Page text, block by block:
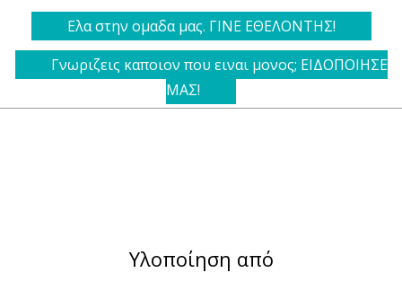
Ελα στην ομαδα μας. ΓΙΝΕ ΕΘΕΛΟΝΤΗΣ!
Γνωριζεις καποιον που ειναι μονος; ΕΙΔΟΠΟΙΗΣΕ
ΜΑΣ!
Υλοποίηση από